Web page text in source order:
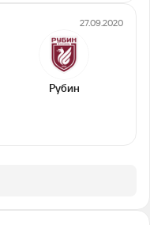
27.09.2020
Рубин